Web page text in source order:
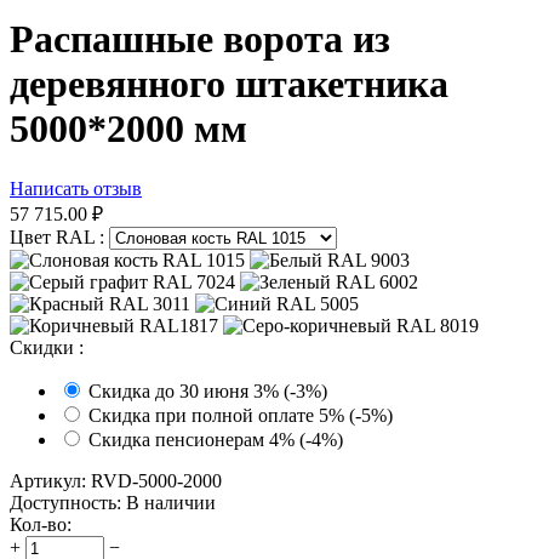
Распашные ворота из
деревянного штакетника
5000*2000 мм
Написать отзыв
57 715.00 ₽
Цвет RAL :
Скидки :
Скидка до 30 июня 3% (-3%)
Скидка при полной оплате 5% (-5%)
Скидка пенсионерам 4% (-4%)
Артикул: RVD-5000-2000
Доступность: В наличии
Кол-во:
+
−